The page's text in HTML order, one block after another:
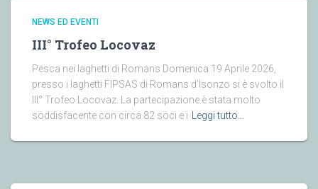
NEWS ED EVENTI
III° Trofeo Locovaz
Pesca nei laghetti di Romans Domenica 19 Aprile 2026,
presso i laghetti FIPSAS di Romans d’Isonzo si è svolto il
III° Trofeo Locovaz. La partecipazione è stata molto
soddisfacente con circa 82 soci e i
Leggi tutto…